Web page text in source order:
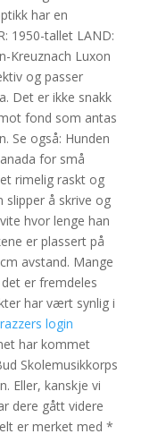
har en
1950-tallet LAND:
Kreuznach Luxon
og passer
Det er ikke snakk
fond som antas
Se også: Hunden
for små
rimelig raskt og
slipper å skrive og
hvor lenge han
er plassert på
avstand. Mange
er fremdeles
har vært synlig i
login
har kommet
Skolemusikkorps
Eller, kanskje vi
dere gått videre
er merket med *